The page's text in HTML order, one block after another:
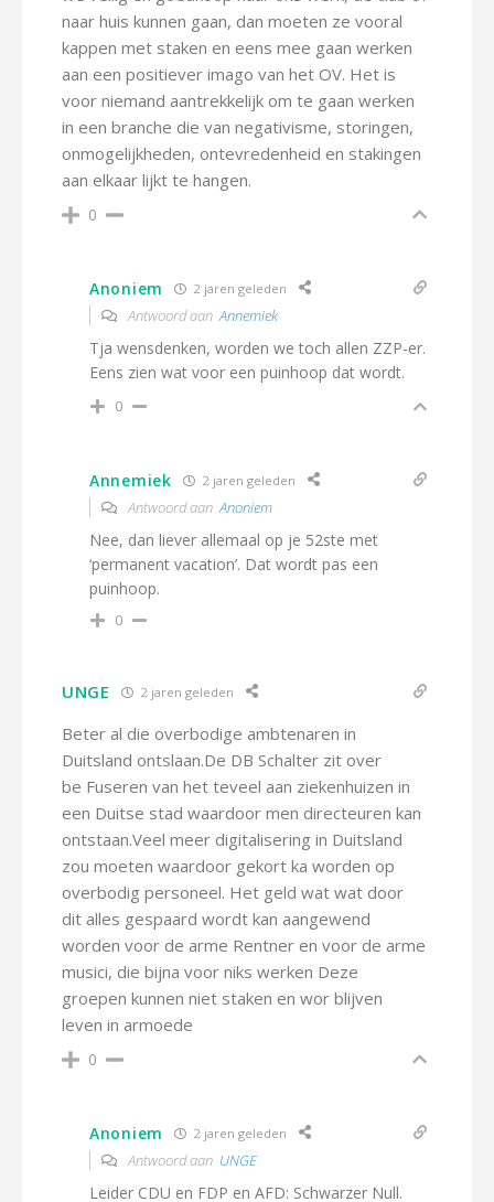
naar huis kunnen gaan, dan moeten ze vooral
kappen met staken en eens mee gaan werken
aan een positiever imago van het OV. Het is
voor niemand aantrekkelijk om te gaan werken
in een branche die van negativisme, storingen,
onmogelijkheden, ontevredenheid en stakingen
aan elkaar lijkt te hangen.
0
Anoniem 2 jaren geleden
Antwoord aanAnnemiek
Tja wensdenken, worden we toch allen ZZP-er.
Eens zien wat voor een puinhoop dat wordt.
0
Annemiek 2 jaren geleden
Antwoord aanAnoniem
Nee, dan liever allemaal op je 52ste met
‘permanent vacation’. Dat wordt pas een
puinhoop.
0
UNGE 2 jaren geleden
Beter al die overbodige ambtenaren in
Duitsland ontslaan.De DB Schalter zit over
be Fuseren van het teveel aan ziekenhuizen in
een Duitse stad waardoor men directeuren kan
ontstaan.Veel meer digitalisering in Duitsland
zou moeten waardoor gekort ka worden op
overbodig personeel. Het geld wat wat door
dit alles gespaard wordt kan aangewend
worden voor de arme Rentner en voor de arme
musici, die bijna voor niks werken Deze
groepen kunnen niet staken en wor blijven
leven in armoede
0
Anoniem 2 jaren geleden
Antwoord aan UNGE
Leider CDU en FDP en AFD: Schwarzer Null.